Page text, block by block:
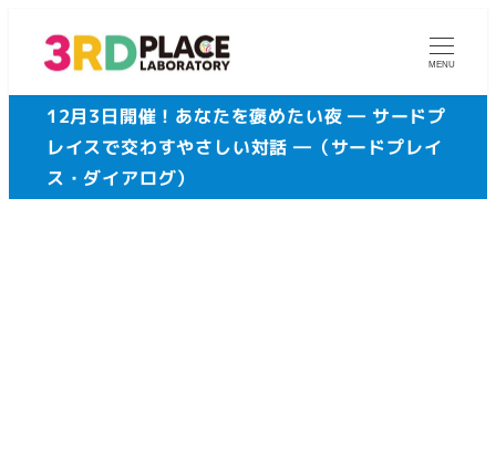
MENU
12月3日開催！あなたを褒めたい夜 ― サードプ
レイスで交わすやさしい対話 ―（サードプレイ
ス・ダイアログ）